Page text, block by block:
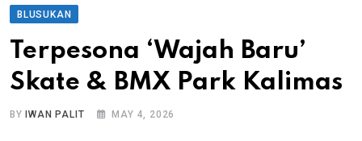
BLUSUKAN
Terpesona ‘Wajah Baru’
Skate & BMX Park Kalimas
BY IWAN PALIT MAY 4, 2026